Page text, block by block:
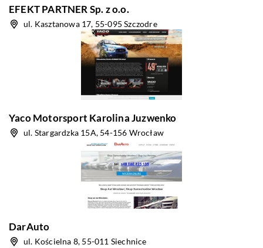
EFEKT PARTNER Sp. z o.o.
ul. Kasztanowa 17, 55-095 Szczodre
Yaco Motorsport Karolina Juzwenko
ul. Stargardzka 15A, 54-156 Wrocław
DarAuto
ul. Kościelna 8, 55-011 Siechnice